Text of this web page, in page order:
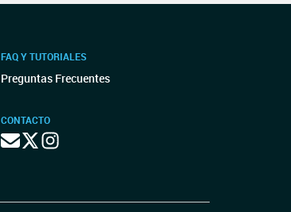
FAQ Y TUTORIALES
Preguntas Frecuentes
CONTACTO